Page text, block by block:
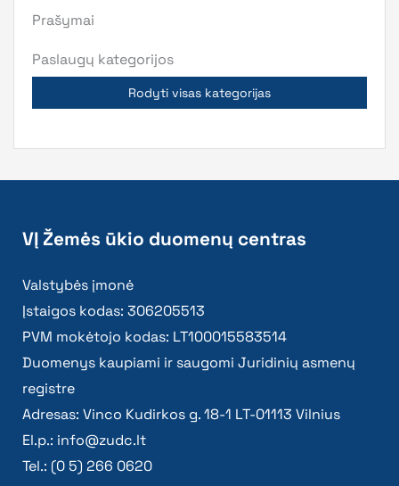
Prašymai
Paslaugų kategorijos
Rodyti visas kategorijas
VĮ Žemės ūkio duomenų centras
Valstybės įmonė
Įstaigos kodas: 306205513
PVM mokėtojo kodas: LT100015583514
Duomenys kaupiami ir saugomi Juridinių asmenų
registre
Adresas: Vinco Kudirkos g. 18-1 LT-01113 Vilnius
El.p.: info@zudc.lt
Tel.: (0 5) 266 0620